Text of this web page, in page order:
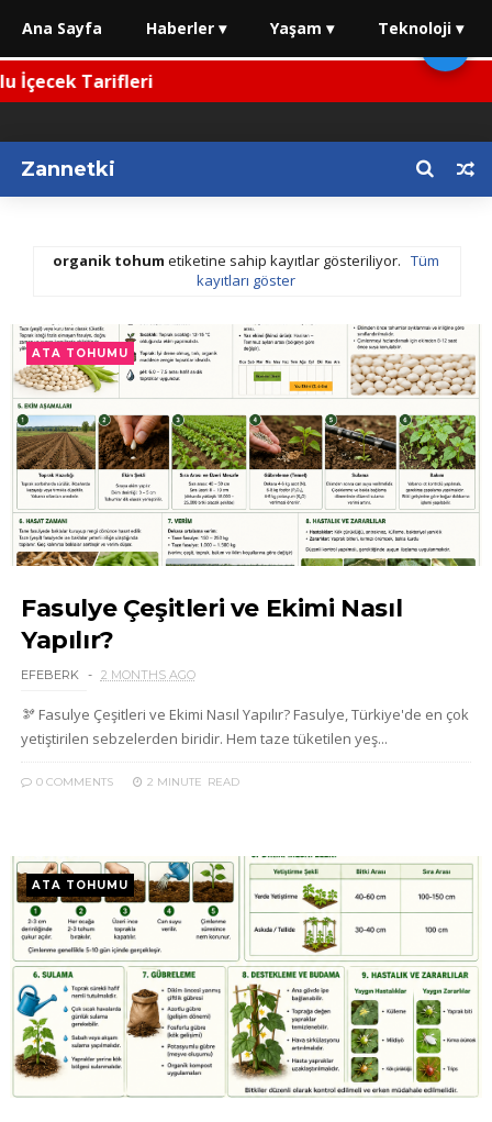
Tarifleri
Zannetki
organik tohum etiketine sahip kayıtlar gösteriliyor. Tüm
kayıtları göster
ATA TOHUMU
Fasulye Çeşitleri ve Ekimi Nasıl
Yapılır?
EFEBERK 2 MONTHS AGO
🫘 Fasulye Çeşitleri ve Ekimi Nasıl Yapılır? Fasulye, Türkiye'de en çok
yetiştirilen sebzelerden biridir. Hem taze tüketilen yeş...
0 COMMENTS 2 MINUTE READ
ATA TOHUMU
Ana Sayfa Haberler ▾ Yaşam ▾ Teknoloji ▾